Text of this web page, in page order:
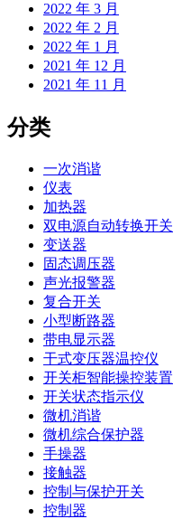
2022 年 3 月
2022 年 2 月
2022 年 1 月
2021 年 12 月
2021 年 11 月
分类
一次消谐
仪表
加热器
双电源自动转换开关
变送器
固态调压器
声光报警器
复合开关
小型断路器
带电显示器
干式变压器温控仪
开关柜智能操控装置
开关状态指示仪
微机消谐
微机综合保护器
手操器
接触器
控制与保护开关
控制器